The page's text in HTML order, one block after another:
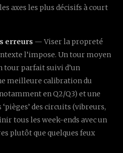
axes les plus décisifs à court
erreurs — Viser la propreté
l’impose. Un tour moyen
tour parfait suivi d’un
meilleure calibration du
en Q2/Q3) et une
des circuits (vibreurs,
tous les week-ends avec un
plutôt que quelques feux